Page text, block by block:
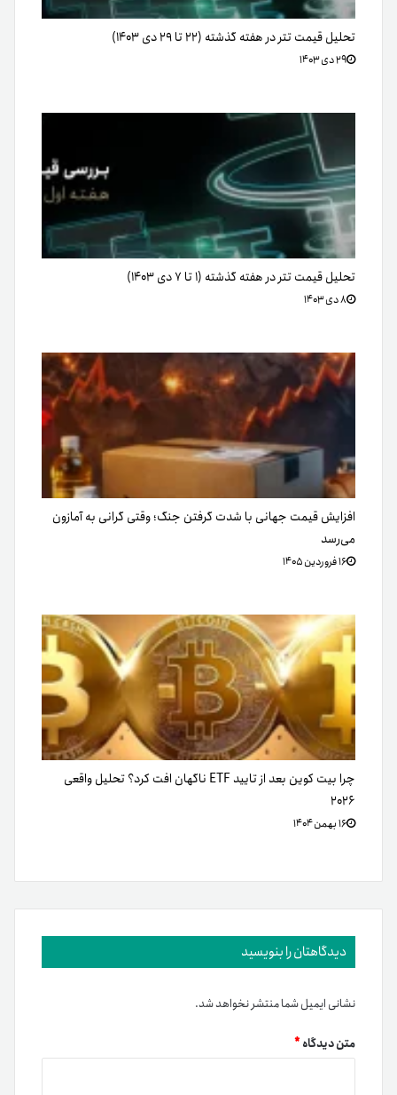
تحلیل قیمت تتر در هفته گذشته (۲۲ تا ۲۹ دی ۱۴۰۳)
۲۹ دی ۱۴۰۳
تحلیل قیمت تتر در هفته گذشته (۱ تا ۷ دی ۱۴۰۳)
۸ دی ۱۴۰۳
افزایش قیمت جهانی با شدت گرفتن جنگ؛ وقتی گرانی به آمازون
می‌رسد
۱۶ فروردین ۱۴۰۵
چرا بیت کوین بعد از تایید ETF ناگهان افت کرد؟ تحلیل واقعی
۲۰۲۶
۱۶ بهمن ۱۴۰۴
دیدگاهتان را بنویسید
نشانی ایمیل شما منتشر نخواهد شد.
متن دیدگاه*